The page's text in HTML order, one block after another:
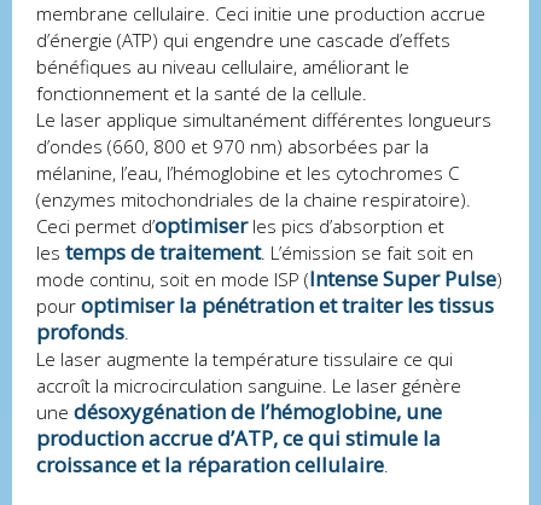
membrane cellulaire. Ceci initie une production accrue
d’énergie (ATP) qui engendre une cascade d’effets
bénéfiques au niveau cellulaire, améliorant le
fonctionnement et la santé de la cellule.
Le laser applique simultanément différentes longueurs
d’ondes (660, 800 et 970 nm) absorbées par la
mélanine, l’eau, l’hémoglobine et les cytochromes C
(enzymes mitochondriales de la chaine respiratoire).
Ceci permet d’optimiserles pics d’absorption et
les temps de traitement. L’émission se fait soit en
mode continu, soit en mode ISP (Intense Super Pulse)
pour optimiser la pénétration et traiter les tissus
profonds.
Le laser augmente la température tissulaire ce qui
accroît la microcirculation sanguine. Le laser génère
une désoxygénation de l’hémoglobine, une
production accrue d’ATP, ce qui stimule la
croissance et la réparation cellulaire.